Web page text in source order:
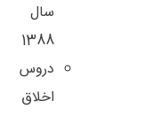
سال
1388
دروس
اخلاق